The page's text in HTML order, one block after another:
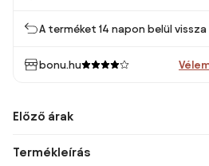
A terméket 14 napon belül
bonu.hu
Előző árak
Termékleírás